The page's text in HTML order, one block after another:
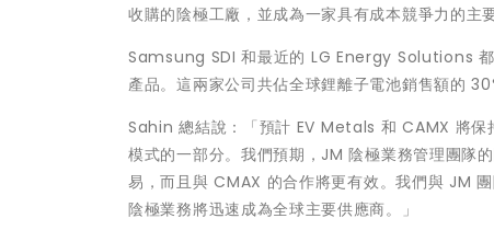
收購的陰極工廠，並成為一家具有成本競爭力的主
Samsung SDI 和最近的 LG Energy Solutions 都
產品。這兩家公司共佔全球鋰離子電池銷售額的
Sahin 總結說：「預計 EV Metals 和 CAMX 將保
模式的一部分。我們預期，JM 陰極業務管理團
易，而且與 CMAX 的合作將更有效。我們與 JM
陰極業務將迅速成為全球主要供應商。」